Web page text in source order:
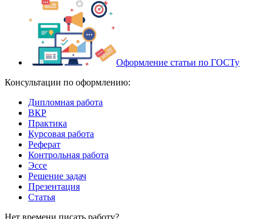
Оформление статьи по ГОСТу
Консультации по оформлению:
Дипломная работа
ВКР
Практика
Курсовая работа
Реферат
Контрольная работа
Эссе
Решение задач
Презентация
Статья
Нет времени писать работу?